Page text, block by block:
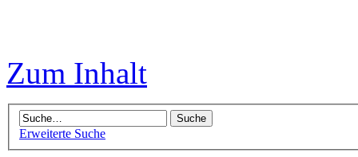
Zum Inhalt
Erweiterte Suche